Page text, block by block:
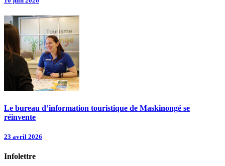
Le bureau d’information touristique de Maskinongé se
réinvente
23 avril 2026
Infolettre